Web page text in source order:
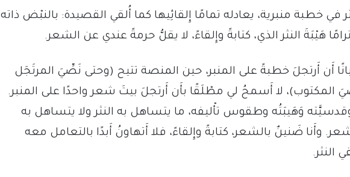
في خطبة منبرية، يعادله تمامًا إِلقائِيها كما أُلقي القصيدة: بالنبْض ذاته
هَيْبَةَ النثر الذي، كتابةً وإِلقاءً، لا يقلُّ حرمةً عندي عن الشعر.
أَن أَرتجلَ خطبةً على المنبر، حين المنصة تتيح (وحتى نَصِّيَ المرتَجَل
المكتوب)، لا أَسمحُ لي مطْلَقًا بأَن أَرتجلَ بيتَ شعر واحدًا على المنبر.
وَهَيبَتُه وطقوس تأْليفه، ما يتساهل به النثر ولا يتساهل به
وأَنا ضَنينٌ بالشعر، كتابةً وإِلقاءً، فلا أَتهاونُ أَبدًا بالتعامل معه
النثر.